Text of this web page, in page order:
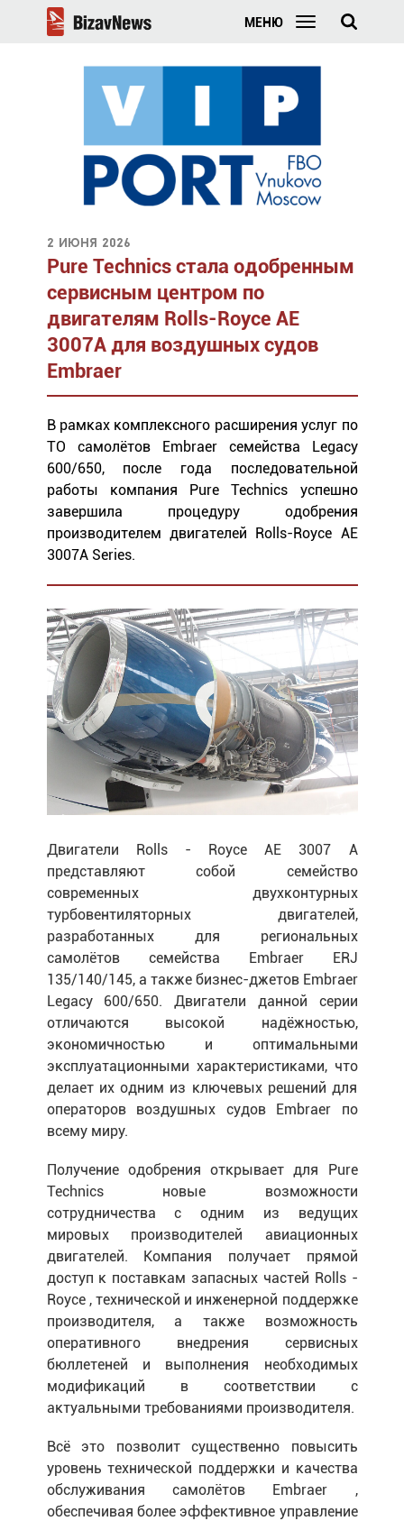
МЕНЮ
2 июня 2026
Pure Technics cтала одобренным
сервисным центром по
двигателям Rolls-Royce AE
3007A для воздушных судов
Embraer
В рамках комплексного расширения услуг по
ТО самолётов Embraer семейства Legacy
600/650, после года последовательной
работы компания Pure Technics успешно
завершила процедуру одобрения
производителем двигателей Rolls-Royce AE
3007A Series.
Двигатели Rolls - Royce AE 3007 A
представляют собой семейство
современных двухконтурных
турбовентиляторных двигателей,
разработанных для региональных
самолётов семейства Embraer ERJ
135/140/145, а также бизнес-джетов Embraer
Legacy 600/650. Двигатели данной серии
отличаются высокой надёжностью,
экономичностью и оптимальными
эксплуатационными характеристиками, что
делает их одним из ключевых решений для
операторов воздушных судов Embraer по
всему миру.
Получение одобрения открывает для Pure
Technics новые возможности
сотрудничества с одним из ведущих
мировых производителей авиационных
двигателей. Компания получает прямой
доступ к поставкам запасных частей Rolls -
Royce , технической и инженерной поддержке
производителя, а также возможность
оперативного внедрения сервисных
бюллетеней и выполнения необходимых
модификаций в соответствии с
актуальными требованиями производителя.
Всё это позволит существенно повысить
уровень технической поддержки и качества
обслуживания самолётов Embraer ,
обеспечивая более эффективное управление